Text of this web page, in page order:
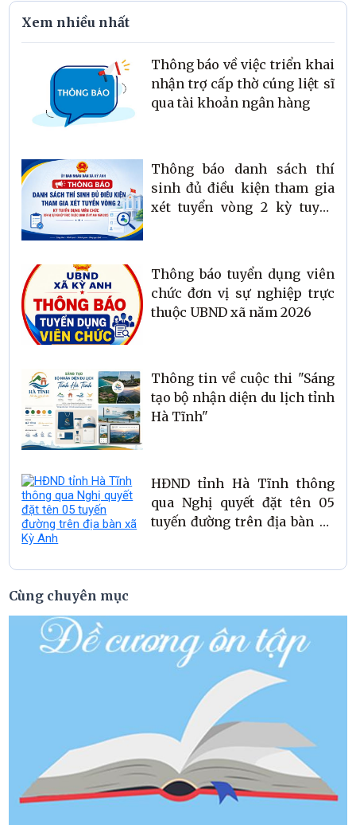
Xem nhiều nhất
Thông báo về việc triển khai
nhận trợ cấp thờ cúng liệt sĩ
qua tài khoản ngân hàng
Thông báo danh sách thí
sinh đủ điều kiện tham gia
xét tuyển vòng 2 kỳ tuyển
Kỳ Anh năm 2026
Thông báo tuyển dụng viên
chức đơn vị sự nghiệp trực
thuộc UBND xã năm 2026
Thông tin về cuộc thi "Sáng
tạo bộ nhận diện du lịch tỉnh
Hà Tĩnh"
HĐND tỉnh Hà Tĩnh thông
qua Nghị quyết đặt tên 05
tuyến đường trên địa bàn xã
Cùng chuyên mục